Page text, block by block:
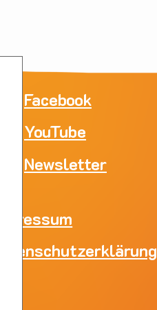
Facebook
YouTube
Newsletter
Impressum
Datenschutzerklärung